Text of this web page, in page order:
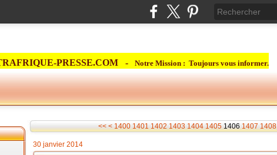
PRESSE.COM - Notre Mission : Toujours vous informer.
<< < 1400 1401 1402 1403 1404 1405 1406 1407 1408
30 janvier 2014